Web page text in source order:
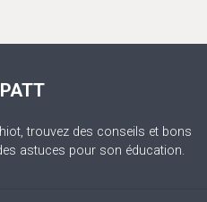
trouvez des conseils et bons
astuces pour son éducation.